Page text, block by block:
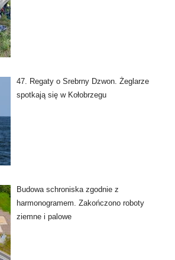
47. Regaty o Srebrny Dzwon. Żeglarze
spotkają się w Kołobrzegu
Budowa schroniska zgodnie z
harmonogramem. Zakończono roboty
ziemne i palowe